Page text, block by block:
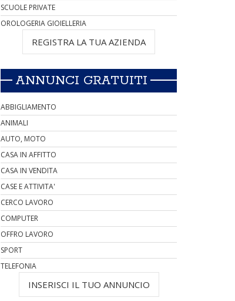
SCUOLE PRIVATE
OROLOGERIA GIOIELLERIA
REGISTRA LA TUA AZIENDA
ANNUNCI GRATUITI
ABBIGLIAMENTO
ANIMALI
AUTO, MOTO
CASA IN AFFITTO
CASA IN VENDITA
CASE E ATTIVITA'
CERCO LAVORO
COMPUTER
OFFRO LAVORO
SPORT
TELEFONIA
INSERISCI IL TUO ANNUNCIO